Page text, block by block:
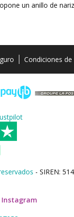
un anillo de
Condiciones
- SIREN:
Instagram